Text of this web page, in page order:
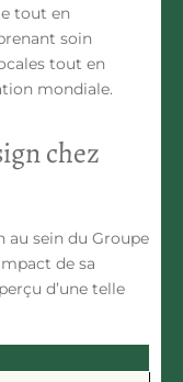
tout en
soin
tout en
mondiale.
chez
au sein du Groupe
de sa
d’une telle